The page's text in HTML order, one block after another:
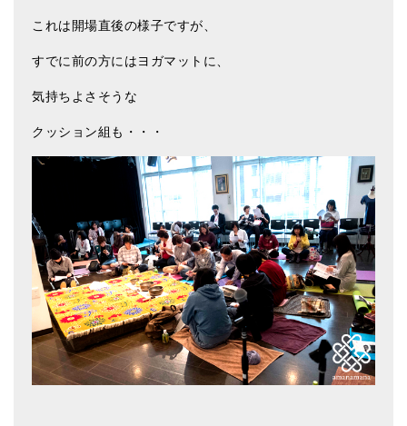
これは開場直後の様子ですが、
すでに前の方にはヨガマットに、
気持ちよさそうな
クッション組も・・・